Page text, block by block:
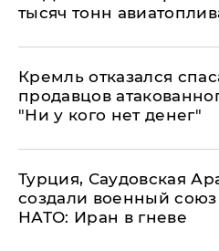
тысяч тонн
Кремль отказался
продавцов
"Ни у кого нет денег"
Турция, Саудовская
создали военный
НАТО: Иран в гневе